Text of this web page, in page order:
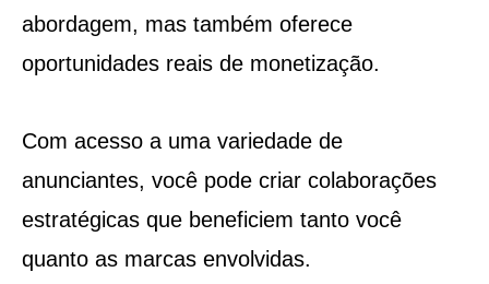
abordagem, mas também oferece
oportunidades reais de monetização.
Com acesso a uma variedade de
anunciantes, você pode criar colaborações
estratégicas que beneficiem tanto você
quanto as marcas envolvidas.